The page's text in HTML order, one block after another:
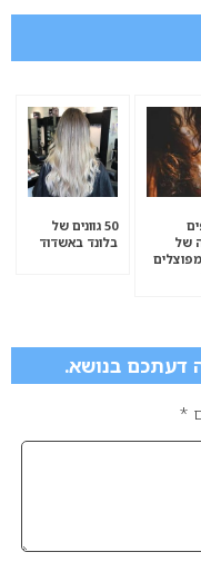
של
50 גוונים של
בלונד באשדוד
דעתכם בנושא.
*